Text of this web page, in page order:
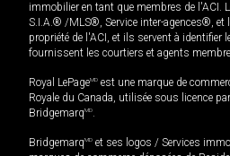
immobilier en tant que membres de l'ACI.
S.I.A.® /MLS®, Service inter-agences®,
propriété de l'ACI, et ils servent à
fournissent les courtiers et agents
Royal LePageMD est une marque de
Royale du Canada, utilisée sous licence
BridgemarqMD.
BridgemarqMD et ses logos / Services